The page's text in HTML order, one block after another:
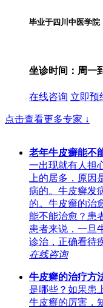
毕业于四川中医学院
坐诊时间： 周一
在线咨询 立即预
点击查看更多专家 ↓
老年牛皮癣能不
一出现就有人担
上的居多，原
病的。牛皮癣发
的。牛皮癣的治
能不能治愈？患
患者来说，一旦
诊治，正确看待
在线咨询
牛皮癣的治疗方
是哪些？如果患
牛皮癣的厉害，